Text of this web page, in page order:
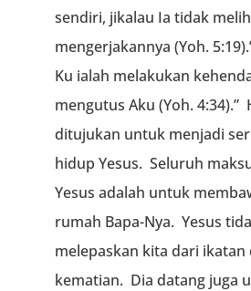
sendiri, jikalau Ia tidak
mengerjakannya (Yoh.
Ku ialah melakukan
mengutus Aku (Yoh. 4:34).”
ditujukan untuk menjadi
hidup Yesus. Seluruh
Yesus adalah untuk
rumah Bapa-Nya. Yesus
melepaskan kita dari ikatan
kematian. Dia datang juga